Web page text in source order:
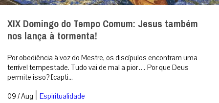
XIX Domingo do Tempo Comum: Jesus também
nos lança à tormenta!
Por obediência à voz do Mestre, os discípulos encontram uma
terrível tempestade. Tudo vai de mal a pior… Por que Deus
permite isso? [capti...
09 / Aug | Espiritualidade